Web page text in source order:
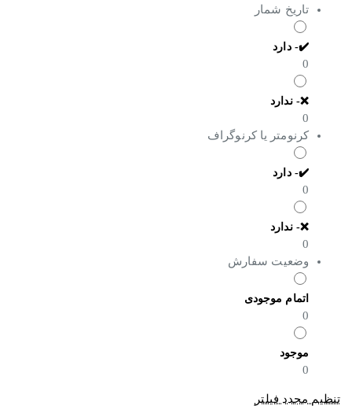
تاریخ شمار
✔️- دارد
0
❌- ندارد
0
کرنومتر یا کرنوگراف
✔️- دارد
0
❌- ندارد
0
وضعیت سفارش
اتمام موجودی
0
موجود
0
تنظیم مجدد فیلتر